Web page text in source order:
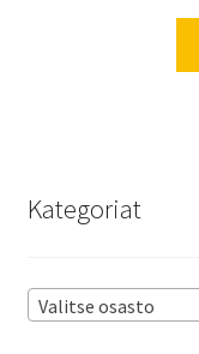
Kategoriat
Valitse osasto